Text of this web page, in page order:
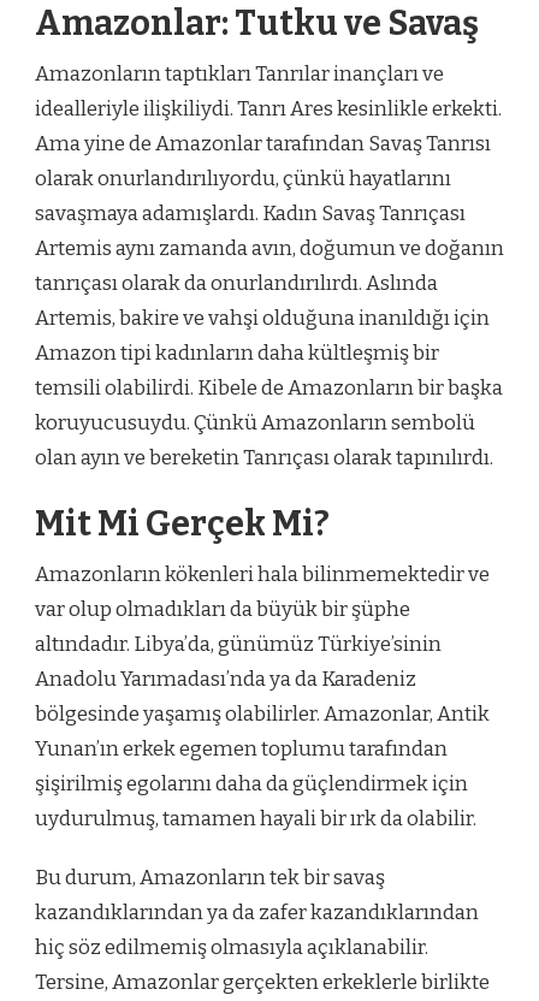
Amazonlar: Tutku ve Savaş
Amazonların taptıkları Tanrılar inançları ve
idealleriyle ilişkiliydi. Tanrı Ares kesinlikle erkekti.
Ama yine de Amazonlar tarafından Savaş Tanrısı
olarak onurlandırılıyordu, çünkü hayatlarını
savaşmaya adamışlardı. Kadın Savaş Tanrıçası
Artemis aynı zamanda avın, doğumun ve doğanın
tanrıçası olarak da onurlandırılırdı. Aslında
Artemis, bakire ve vahşi olduğuna inanıldığı için
Amazon tipi kadınların daha kültleşmiş bir
temsili olabilirdi. Kibele de Amazonların bir başka
koruyucusuydu. Çünkü Amazonların sembolü
olan ayın ve bereketin Tanrıçası olarak tapınılırdı.
Mit Mi Gerçek Mi?
Amazonların kökenleri hala bilinmemektedir ve
var olup olmadıkları da büyük bir şüphe
altındadır. Libya’da, günümüz Türkiye’sinin
Anadolu Yarımadası’nda ya da Karadeniz
bölgesinde yaşamış olabilirler. Amazonlar, Antik
Yunan’ın erkek egemen toplumu tarafından
şişirilmiş egolarını daha da güçlendirmek için
uydurulmuş, tamamen hayali bir ırk da olabilir.
Bu durum, Amazonların tek bir savaş
kazandıklarından ya da zafer kazandıklarından
hiç söz edilmemiş olmasıyla açıklanabilir.
Tersine, Amazonlar gerçekten erkeklerle birlikte